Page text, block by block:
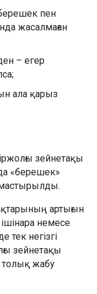
пен
жасалмаған
– егер
ала қарыз
зейнетақы
«берешек»
артығын
немесе
тек негізгі
зейнетақы
толық жабу